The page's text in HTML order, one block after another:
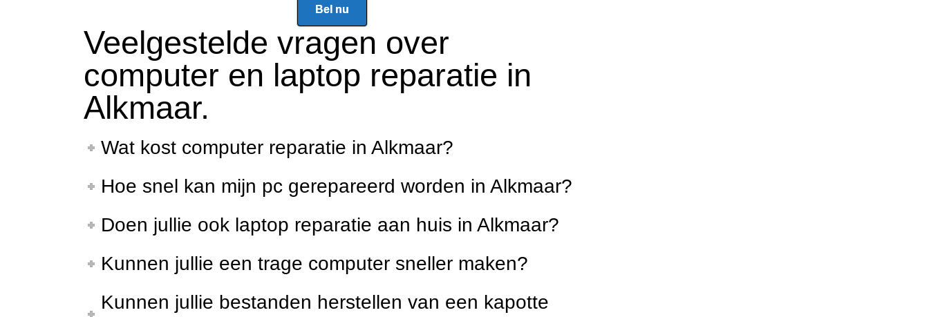
Bel nu
Veelgestelde vragen over
computer en laptop reparatie in
Alkmaar.
Wat kost computer reparatie in Alkmaar?
Hoe snel kan mijn pc gerepareerd worden in Alkmaar?
Doen jullie ook laptop reparatie aan huis in Alkmaar?
Kunnen jullie een trage computer sneller maken?
Kunnen jullie bestanden herstellen van een kapotte